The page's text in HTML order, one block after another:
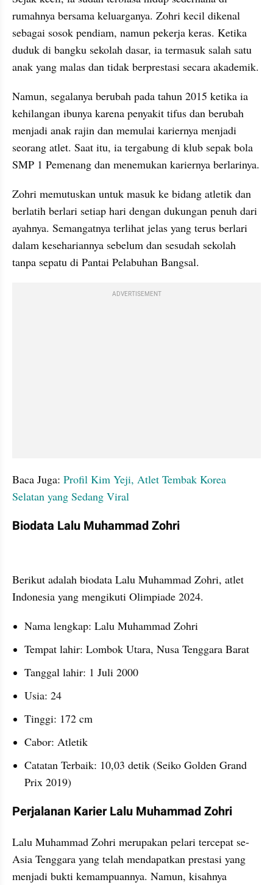
rumahnya bersama keluarganya. Zohri kecil dikenal
sebagai sosok pendiam, namun pekerja keras. Ketika
duduk di bangku sekolah dasar, ia termasuk salah satu
Namun, segalanya berubah pada tahun 2015 ketika ia
kehilangan ibunya karena penyakit tifus dan berubah
menjadi anak rajin dan memulai kariernya menjadi
seorang atlet. Saat itu, ia tergabung di klub sepak bola
SMP 1 Pemenang dan menemukan kariernya berlarinya.
Zohri memutuskan untuk masuk ke bidang atletik dan
berlatih berlari setiap hari dengan dukungan penuh dari
ayahnya. Semangatnya terlihat jelas yang terus berlari
dalam kesehariannya sebelum dan sesudah sekolah
tanpa sepatu di Pantai Pelabuhan Bangsal.
ADVERTISEMENT
Baca Juga: Profil Kim Yeji, Atlet Tembak Korea
Selatan yang Sedang Viral
Biodata Lalu Muhammad Zohri
Berikut adalah biodata Lalu Muhammad Zohri, atlet
Indonesia yang mengikuti Olimpiade 2024.
Nama lengkap: Lalu Muhammad Zohri
Tempat lahir: Lombok Utara, Nusa Tenggara Barat
Tanggal lahir: 1 Juli 2000
Usia: 24
Tinggi: 172 cm
Cabor: Atletik
Catatan Terbaik: 10,03 detik (Seiko Golden Grand
Prix 2019)
Perjalanan Karier Lalu Muhammad Zohri
Lalu Muhammad Zohri merupakan pelari tercepat se-
Asia Tenggara yang telah mendapatkan prestasi yang
menjadi bukti kemampuannya. Namun, kisahnya